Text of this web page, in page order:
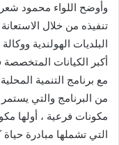
وأوضح اللواء محمود
تنفيذه من خلال
أكبر الكيانات المتخصصة
مع برنامج التنمية
التي تشملها مبادرة